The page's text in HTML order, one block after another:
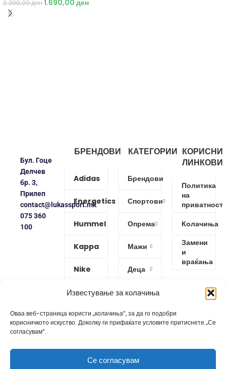
Известување за колачиња
Оваа веб-страница користи „колачиња“, за да го подобри
корисничкото искуство. Доколку ги прифаќате условите притиснете „Се
согласувам“.
Се согласувам
3.390,00ден1.690,00 ден
Бул. Гоце
Делчев
бр. 3,
Прилеп
contact@lukassport.mk
075 360
100
БРЕНДОВИ
Adidas
Energetics
Hummel
Kappa
Nike
Protouch
Puma
КАТЕГОРИИ
Брендови
Спортови
Опрема
Мажи
Деца
Жени
КОРИСНИ
ЛИНКОВИ
Политика
на
приватност
Колачиња
Замени
и
враќања
Изработено одGoBro Studio